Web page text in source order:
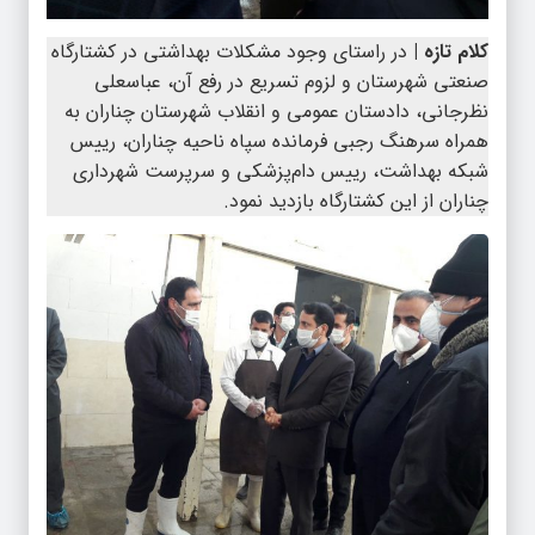
کلام تازه | در راستای وجود مشکلات بهداشتی در کشتارگاه
صنعتی شهرستان و لزوم تسریع در رفع آن، عباسعلی
نظرجانی، دادستان عمومی و انقلاب شهرستان چناران به
همراه سرهنگ رجبی فرمانده سپاه ناحیه چناران، رییس
شبکه‌ بهداشت، رییس دام‌پزشکی و سرپرست شهرداری
چناران از این کشتارگاه بازدید نمود.